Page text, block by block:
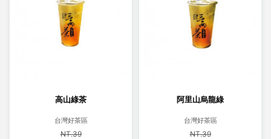
高山綠茶
台灣好茶區
NT.39
阿里山烏龍綠
台灣好茶區
NT.39